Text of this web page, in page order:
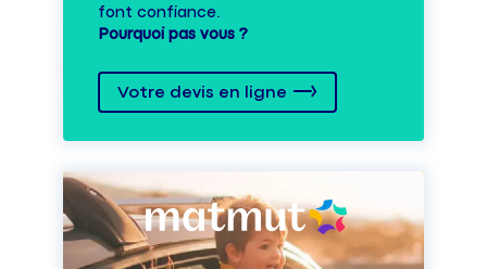
font confiance.
Pourquoi pas vous ?
Votre devis en ligne